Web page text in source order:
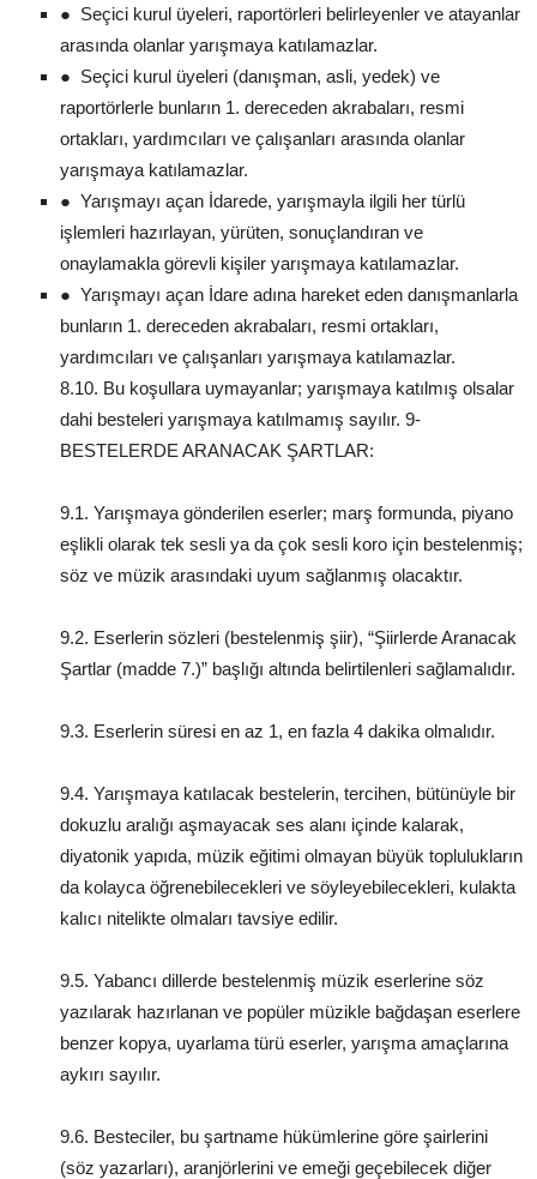
● Seçici kurul üyeleri, raportörleri belirleyenler ve atayanlar
arasında olanlar yarışmaya katılamazlar.
● Seçici kurul üyeleri (danışman, asli, yedek) ve
raportörlerle bunların 1. dereceden akrabaları, resmi
ortakları, yardımcıları ve çalışanları arasında olanlar
yarışmaya katılamazlar.
● Yarışmayı açan İdarede, yarışmayla ilgili her türlü
işlemleri hazırlayan, yürüten, sonuçlandıran ve
onaylamakla görevli kişiler yarışmaya katılamazlar.
● Yarışmayı açan İdare adına hareket eden danışmanlarla
bunların 1. dereceden akrabaları, resmi ortakları,
yardımcıları ve çalışanları yarışmaya katılamazlar.
8.10. Bu koşullara uymayanlar; yarışmaya katılmış olsalar
dahi besteleri yarışmaya katılmamış sayılır. 9-
BESTELERDE ARANACAK ŞARTLAR:
9.1. Yarışmaya gönderilen eserler; marş formunda, piyano
eşlikli olarak tek sesli ya da çok sesli koro için bestelenmiş;
söz ve müzik arasındaki uyum sağlanmış olacaktır.
9.2. Eserlerin sözleri (bestelenmiş şiir), “Şiirlerde Aranacak
Şartlar (madde 7.)” başlığı altında belirtilenleri sağlamalıdır.
9.3. Eserlerin süresi en az 1, en fazla 4 dakika olmalıdır.
9.4. Yarışmaya katılacak bestelerin, tercihen, bütünüyle bir
dokuzlu aralığı aşmayacak ses alanı içinde kalarak,
diyatonik yapıda, müzik eğitimi olmayan büyük toplulukların
da kolayca öğrenebilecekleri ve söyleyebilecekleri, kulakta
kalıcı nitelikte olmaları tavsiye edilir.
9.5. Yabancı dillerde bestelenmiş müzik eserlerine söz
yazılarak hazırlanan ve popüler müzikle bağdaşan eserlere
benzer kopya, uyarlama türü eserler, yarışma amaçlarına
aykırı sayılır.
9.6. Besteciler, bu şartname hükümlerine göre şairlerini
(söz yazarları), aranjörlerini ve emeği geçebilecek diğer